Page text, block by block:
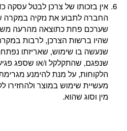
אין בזכותו של צרכן לבטל עסקה
החברה לתבוע את נזקיה במקרה
שערכם פחת כתוצאה מהרעה
שהיו ברשות הצרכן, לרבות
שנעשה בו שימוש, שאריזתו
שנפגם, שהתקלקל ו/או שספג
הלקוחות, על מנת להימנע
מעשיית שימוש במוצר ולהחזירו
מין וסוג שהוא.